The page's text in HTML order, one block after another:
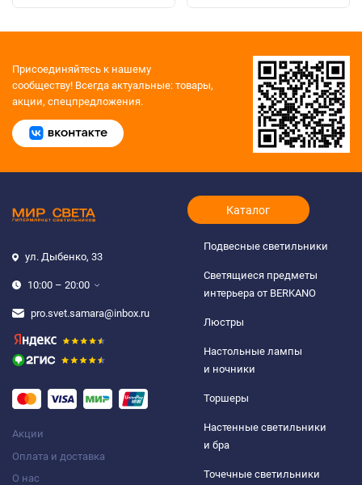
Присоединяйтесь к нашему
сообществу! Всегда актуальные: товары,
акции, спецпредложения.
ул. Дыбенко, 33
10:00 – 20:00
pro.svet.samara@inbox.ru
Акции
Оплата и доставка
О нас
Каталог
Подвесные светильники
Светящиеся предметы
интерьера от BERKANO
Люстры
Настольные лампы
и ночники
Торшеры
Настенные светильники
и бра
Точечные светильники